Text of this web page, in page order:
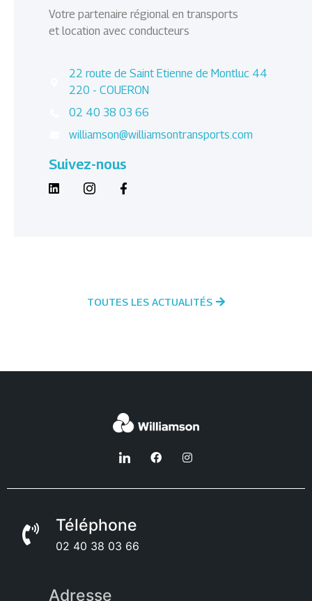
Votre partenaire régional en transports
et location avec conducteurs
22 route de Saint Etienne de Montluc 44
220 - COUERON
02 40 38 03 66
williamson@williamsontransports.com
Suivez-nous
TOUTES LES ACTUALITÉS
Téléphone
02 40 38 03 66
Adresse